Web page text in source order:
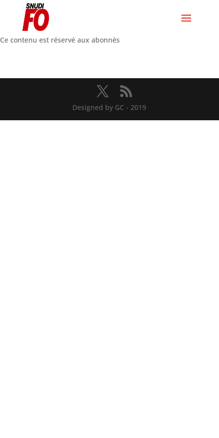
Ce contenu est réservé aux abonnés
Designed by GC - 2019